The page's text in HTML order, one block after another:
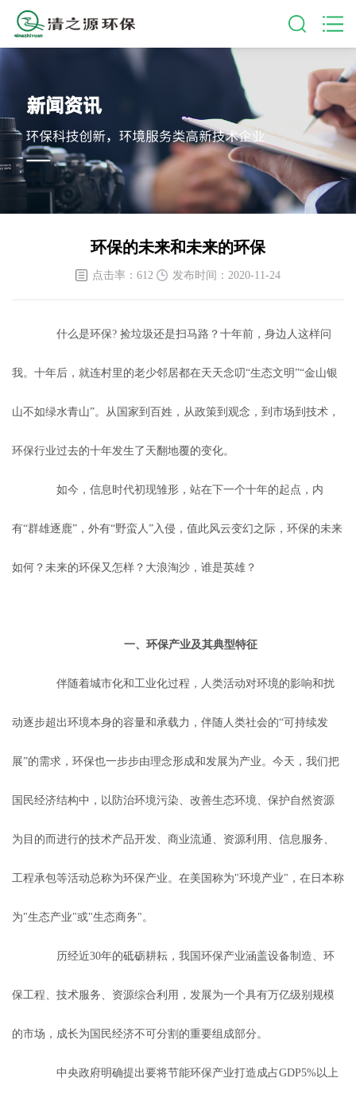
环保的未来和未来的环保
点击率：612 发布时间：2020-11-24
什么是环保? 捡垃圾还是扫马路？十年前，身边人这样问
我。十年后，就连村里的老少邻居都在天天念叨“生态文明”“金山银
山不如绿水青山”。从国家到百姓，从政策到观念，到市场到技术，
环保行业过去的十年发生了天翻地覆的变化。
如今，信息时代初现雏形，站在下一个十年的起点，内
有“群雄逐鹿”，外有“野蛮人”入侵，值此风云变幻之际，环保的未来
如何？未来的环保又怎样？大浪淘沙，谁是英雄？
一、环保产业及其典型特征
伴随着城市化和工业化过程，人类活动对环境的影响和扰
动逐步超出环境本身的容量和承载力，伴随人类社会的“可持续发
展”的需求，环保也一步步由理念形成和发展为产业。今天，我们把
国民经济结构中，以防治环境污染、改善生态环境、保护自然资源
为目的而进行的技术产品开发、商业流通、资源利用、信息服务、
工程承包等活动总称为环保产业。在美国称为"环境产业"，在日本称
为"生态产业"或"生态商务"。
历经近30年的砥砺耕耘，我国环保产业涵盖设备制造、环
保工程、技术服务、资源综合利用，发展为一个具有万亿级别规模
的市场，成长为国民经济不可分割的重要组成部分。
中央政府明确提出要将节能环保产业打造成占GDP5%以上